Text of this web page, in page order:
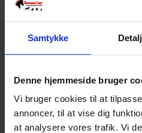
Samtykke
Denne hjemmeside bruger
Vi bruger cookies til at
annoncer, til at vise dig
at analysere vores trafik. Vi